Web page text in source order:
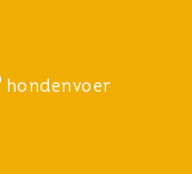
hondenvoer